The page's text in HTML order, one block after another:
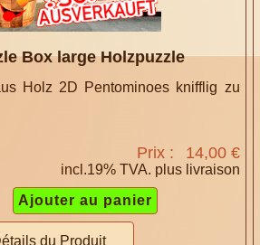
Box large Holzpuzzle
Holz 2D Pentominoes knifflig zu
Prix : 14,00 €
incl.19% TVA. plus livraison
du Produit